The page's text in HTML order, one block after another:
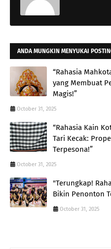
ANDA MUNGKIN MENYUKAI
“Rahasia
yang Membuat
Magis!”
October 31, 2025
“Rahasia Kain
Tari Kecak:
Terpesona!”
October 31, 2025
"Terungkap!
Bikin Penonton
October 31, 2025